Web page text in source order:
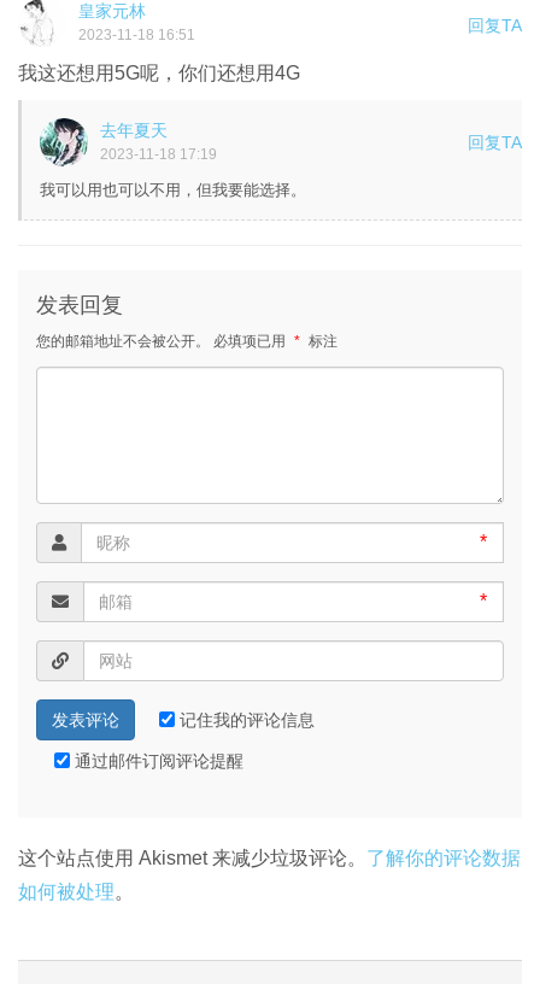
皇家元林
2023-11-18 16:51 回复TA
我这还想用5G呢，你们还想用4G
去年夏天
2023-11-18 17:19
回复TA
我可以用也可以不用，但我要能选择。
发表回复
您的邮箱地址不会被公开。 必填项已用 * 标注
*
*
记住我的评论信息
通过邮件订阅评论提醒
这个站点使用 Akismet 来减少垃圾评论。 了解你的评论数据
如何被处理。